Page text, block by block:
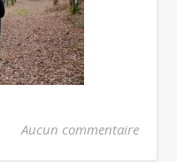
Aucun commentaire